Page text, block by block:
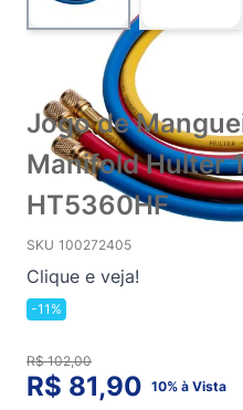
Jogo de
Manifold Hulter
HT5360HF
SKU 100272405
Clique e veja!
-11%
R$ 81,90 10% à Vista
R$ 102,00